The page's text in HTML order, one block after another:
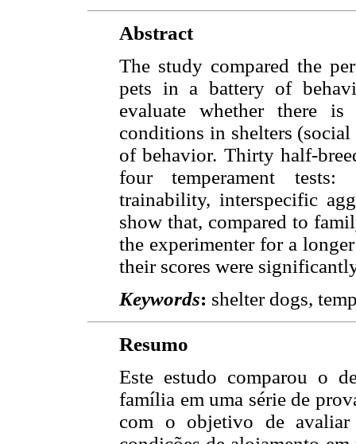
Abstract
The study compared the
pets in a battery of
evaluate whether there
conditions in shelters
of behavior. Thirty half-
four temperament
trainability, interspecific
show that, compared to
the experimenter for a
their scores were
Keywords: shelter dogs,
Resumo
Este estudo comparou o
família em uma série de
com o objetivo de avaliar